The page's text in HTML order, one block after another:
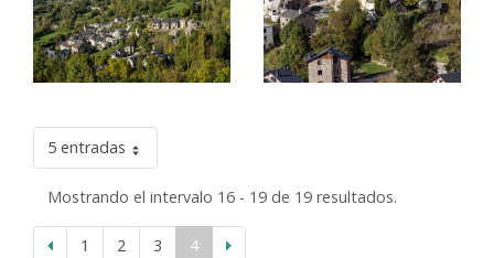
5 entradas
Mostrando el intervalo 16 - 19 de 19 resultados.
1 2 3 4